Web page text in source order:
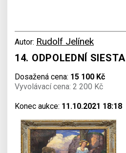
Autor: Rudolf Jelínek
14. ODPOLEDNÍ SIESTA
Dosažená cena: 15 100 Kč
Vyvolávací cena: 2 200 Kč
Konec aukce: 11.10.2021 18:18